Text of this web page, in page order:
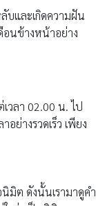
บและเกิดความฝัน
อนข้างหน้าอย่าง
วลา 02.00 น. ไป
อย่างรวดเร็ว เพียง
มิต ดังนั้นเรามาดูคำ